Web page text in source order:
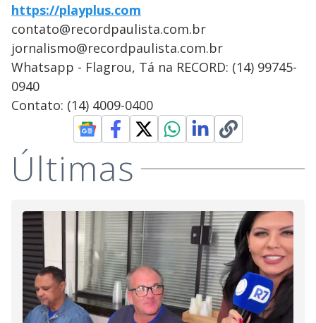
https://playplus.com
contato@recordpaulista.com.br
jornalismo@recordpaulista.com.br
Whatsapp - Flagrou, Tá na RECORD: (14) 99745-
0940
Contato: (14) 4009-0400
Últimas